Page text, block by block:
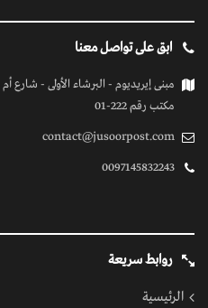
ابق على تواصل معنا
مبنى إيريديوم - البرشاء الأولى - شارع
مكتب رقم 222-01
contact@jusoorpost.com
0097145832243
روابط سريعة
الرئيسية